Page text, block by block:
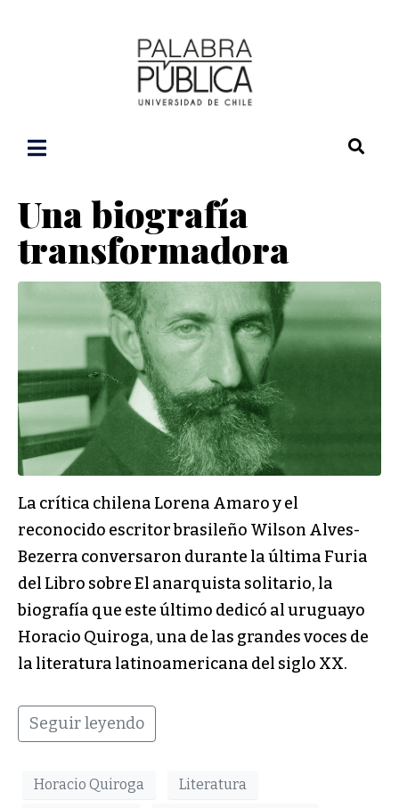
Una biografía
transformadora
La crítica chilena Lorena Amaro y el
reconocido escritor brasileño Wilson Alves-
Bezerra conversaron durante la última Furia
del Libro sobre El anarquista solitario, la
biografía que este último dedicó al uruguayo
Horacio Quiroga, una de las grandes voces de
la literatura latinoamericana del siglo XX.
Seguir leyendo
Horacio Quiroga
Literatura